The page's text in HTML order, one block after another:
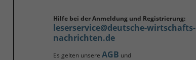
Hilfe bei der Anmeldung und Registrierung:
leserservice@deutsche-wirtschafts-
nachrichten.de
Es gelten unsere AGB und